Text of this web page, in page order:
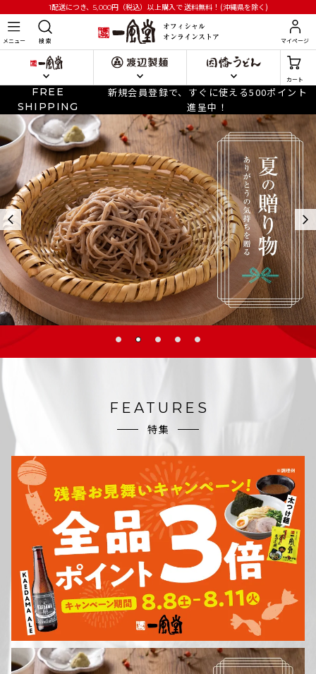
1配送につき、5,000円 （税込）以上購入で送料無料！(沖縄県を除く)
メニュー 検 索 マイページ
カート
FREE
SHIPPING
新規会員登録で、すぐに使える500ポイント
進呈中！
FEATURES
特集